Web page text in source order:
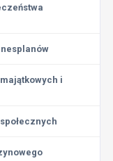
i